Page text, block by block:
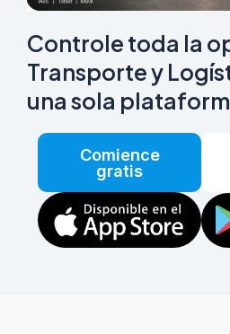
Controle toda la
Transporte y
una sola
Comience
gratis